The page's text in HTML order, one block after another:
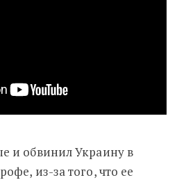
и обвинил Украину в
из-за того, что ее